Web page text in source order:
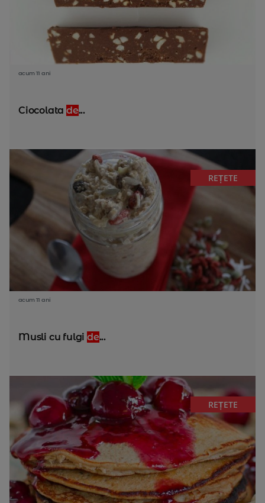
acum 11 ani
Ciocolatade...
REȚETE
acum 11 ani
Musli cu fulgide...
REȚETE